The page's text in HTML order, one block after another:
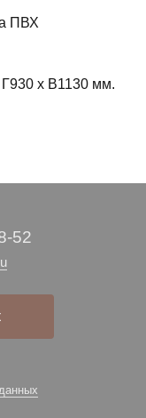
ПВХ
х В1130 мм.
52